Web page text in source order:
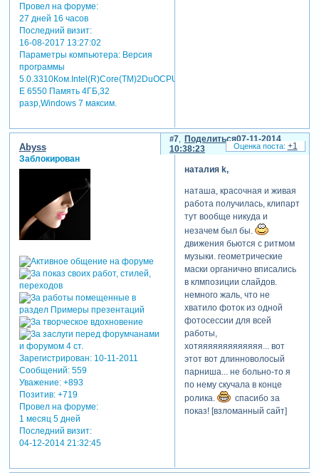
Провел на форуме:
27 дней 16 часов
Последний визит:
16-08-2017 13:27:02
Параметры компьютера:Версия
программы
5.0.3310Ком.Intel(R)Core(TM)2DuOCPU
E 6550 Память 4ГБ,32
разр,Windows 7 максим.
Поделиться
7
07-11-2014
10:38:23
Abyss
Заблокирован
Зарегистрирован: 10-11-2011
Сообщений:559
Уважение: +893
Позитив: +719
Провел на форуме:
1 месяц 5 дней
Последний визит:
04-12-2014 21:32:45
наталия k,
наташа, красочная и живая
работа получилась, клипарт
тут вообще никуда и
незачем был бы.
движения бьются с ритмом
музыки. геометрические
маски органично вписались
в клмпозиции слайдов.
немного жаль, что не
хватило фоток из одной
фотосессии для всей
работы,
хотяяяяяяяяяяяяя... вот
этот вот длинноволосый
парниша... не больно-то я
по нему скучала в конце
ролика.
спасибо за
показ! [взломанный сайт]
+1